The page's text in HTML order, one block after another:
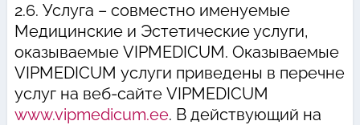
2.6. Услуга – совместно именуемые
Медицинские и Эстетические услуги,
оказываемые VIPMEDICUM. Оказываемые
VIPMEDICUM услуги приведены в перечне
услуг на веб-сайте VIPMEDICUM
www.vipmedicum.ee. В действующий на